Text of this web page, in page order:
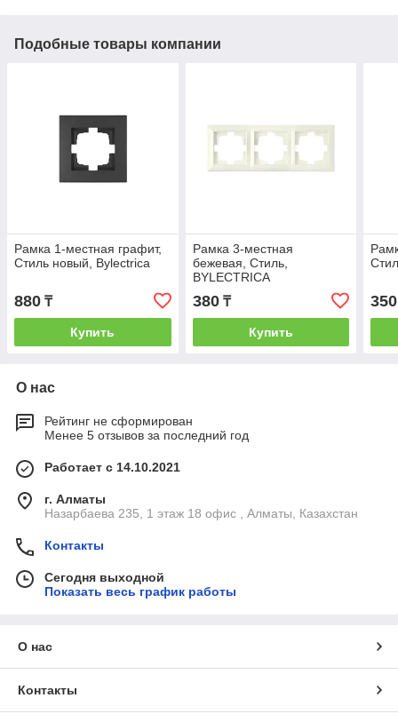
Подобные товары компании
Рамка 1-местная графит,
Стиль новый, Bylectrica
880 ₸
Купить
Рамка 3-местная
бежевая, Стиль,
BYLECTRICA
380₸
Купить
350
О нас
Рейтинг не сформирован
Менее 5 отзывов за последний год
Работает с 14.10.2021
г. Алматы
Назарбаева 235, 1 этаж 18 офис , Алматы, Казахстан
Контакты
Сегодня выходной
Показать весь график работы
О нас
Контакты